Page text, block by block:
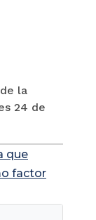
la
24 de
que
factor